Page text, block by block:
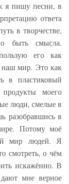
я пишу песни, в
ответа
в творчестве,
быть смысла.
его как
наш мир. Это как
в пластиковый
моего
люди, смелые в
разобравшись в
Потому моё
мир людей. Я
смотреть, о чём
искажённо. В
мне верное